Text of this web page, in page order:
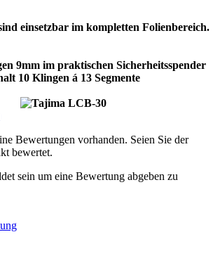
einsetzbar im kompletten Folienbereich.
9mm im praktischen Sicherheitsspender
10 Klingen á 13 Segmente
Bewertungen vorhanden. Seien Sie der
bewertet.
sein um eine Bewertung abgeben zu